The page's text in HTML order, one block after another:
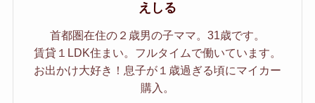
えしる
首都圏在住の２歳男の子ママ。31歳です。
賃貸１LDK住まい。フルタイムで働いています。
お出かけ大好き！息子が１歳過ぎる頃にマイカー
購入。